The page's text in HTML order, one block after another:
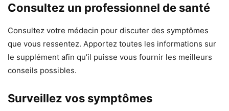
Consultez un professionnel de santé
Consultez votre médecin pour discuter des symptômes
que vous ressentez. Apportez toutes les informations sur
le supplément afin qu’il puisse vous fournir les meilleurs
conseils possibles.
Surveillez vos symptômes